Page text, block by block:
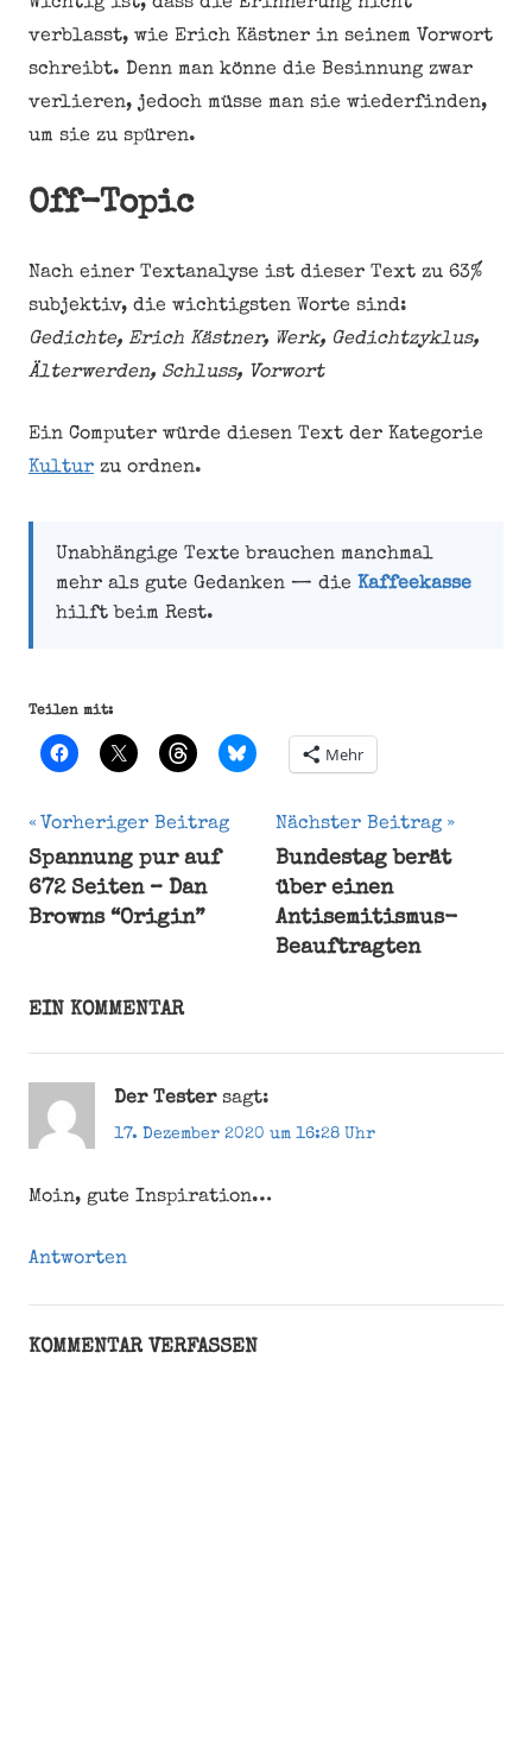
verblasst, wie Erich Kästner in seinem Vorwort
schreibt. Denn man könne die Besinnung zwar
verlieren, jedoch müsse man sie wiederfinden,
um sie zu spüren.
Off-Topic
Nach einer Textanalyse ist dieser Text zu 63%
subjektiv, die wichtigsten Worte sind:
Gedichte, Erich Kästner, Werk, Gedichtzyklus,
Älterwerden, Schluss, Vorwort
Ein Computer würde diesen Text der Kategorie
Kultur zu ordnen.
Unabhängige Texte brauchen manchmal
mehr als gute Gedanken — die Kaffeekasse
hilft beim Rest.
Teilen mit:
Mehr
Älterwerden
Erich
Kästner
Vorwort
Beitragsnavigation
Vorheriger Beitrag
Spannung pur auf
672 Seiten – Dan
Browns “Origin”
Nächster Beitrag
Bundestag berät
über einen
Antisemitismus-
Beauftragten
EIN KOMMENTAR
Der Tester sagt:
17. Dezember 2020 um 16:28 Uhr
Moin, gute Inspiration…
Antworten
KOMMENTAR VERFASSEN